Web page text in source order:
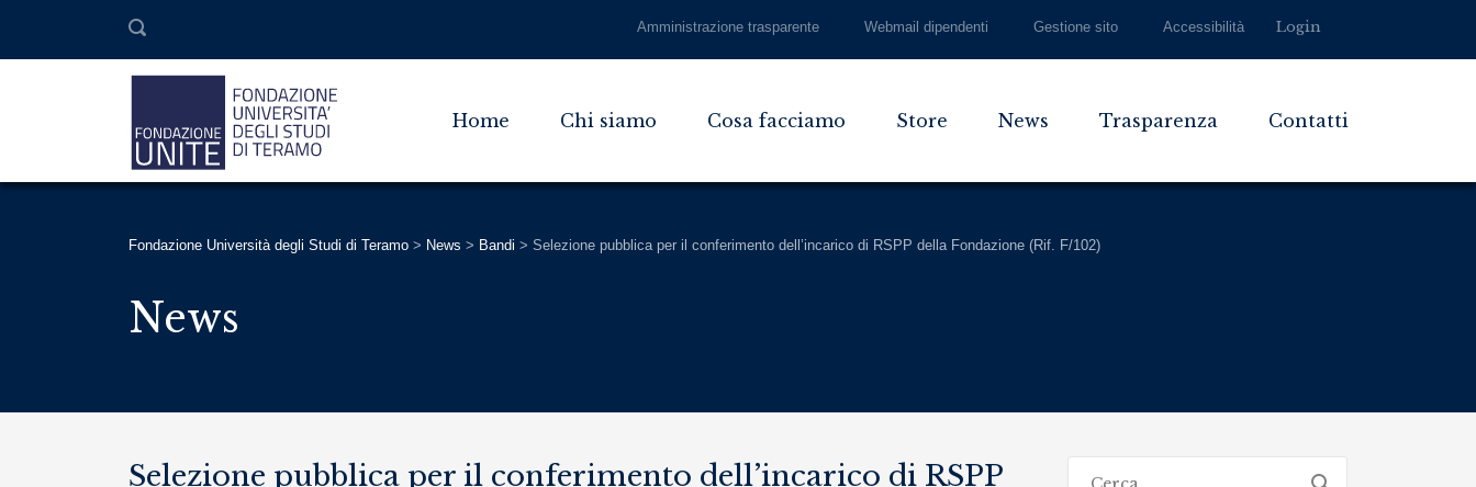
Amministrazione trasparente Webmail dipendenti Gestione sito Accessibilità Login
Home Chi siamo Cosa facciamo Store News Trasparenza Contatti
Fondazione Università degli Studi di Teramo > News > Bandi > Selezione pubblica per il conferimento dell’incarico di RSPP della Fondazione (Rif. F/102)
News
Selezione pubblica per il conferimento dell’incarico di RSPP